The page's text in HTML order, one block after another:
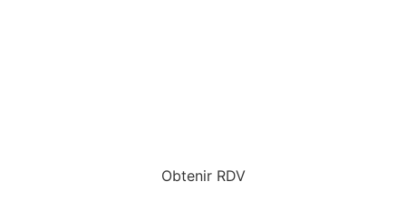
Obtenir RDV